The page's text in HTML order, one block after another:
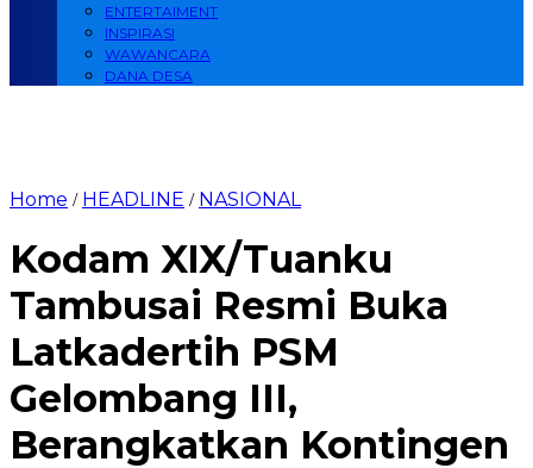
ENTERTAIMENT
INSPIRASI
WAWANCARA
DANA DESA
Home / HEADLINE / NASIONAL
Kodam XIX/Tuanku
Tambusai Resmi Buka
Latkadertih PSM
Gelombang III,
Berangkatkan Kontingen